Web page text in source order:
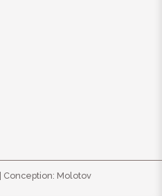
Conception: Molotov